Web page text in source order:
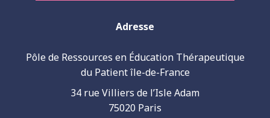
Adresse
Pôle de Ressources en Éducation Thérapeutique
du Patient île-de-France
34 rue Villiers de l’Isle Adam
75020 Paris